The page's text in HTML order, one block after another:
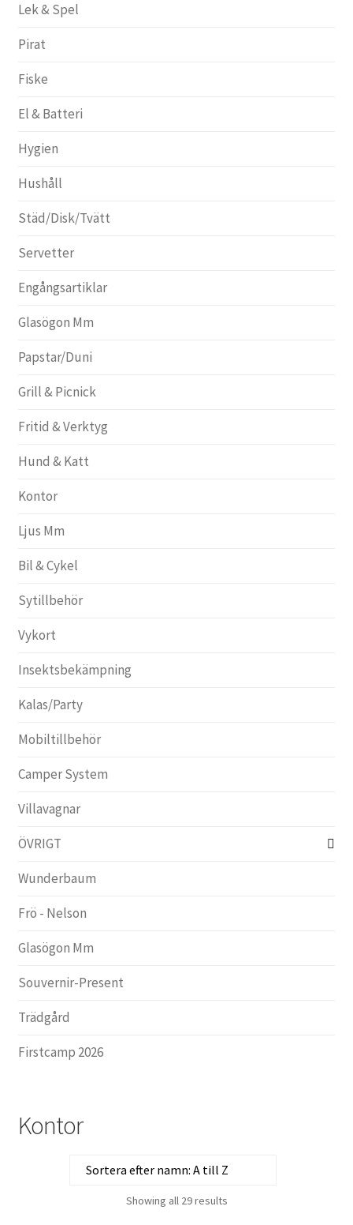
Kontor
Showing all 29 results
Lek & Spel
Pirat
Fiske
El & Batteri
Hygien
Hushåll
Städ/Disk/Tvätt
Servetter
Engångsartiklar
Glasögon Mm
Papstar/Duni
Grill & Picnick
Fritid & Verktyg
Hund & Katt
Kontor
Ljus Mm
Bil & Cykel
Sytillbehör
Vykort
Insektsbekämpning
Kalas/Party
Mobiltillbehör
Camper System
Villavagnar
ÖVRIGT
Wunderbaum
Frö - Nelson
Glasögon Mm
Souvernir-Present
Trädgård
Firstcamp 2026